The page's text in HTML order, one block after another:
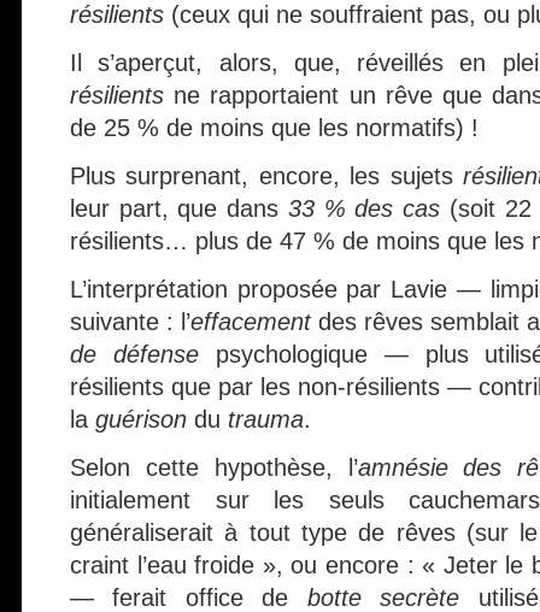
résilients (ceux qui ne souffraient pas, ou
Il s’aperçut, alors, que, réveillés en
résilients ne rapportaient un rêve que
de 25 % de moins que les normatifs) !
Plus surprenant, encore, les sujets
leur part, que dans 33 % des cas (soit 22
résilients… plus de 47 % de moins que les
L’interprétation proposée par Lavie —
suivante : l’effacementdes rêves semblait
de défensepsychologique — plus
résilients que par les non-résilients —
la guérison du trauma.
Selon cette hypothèse, l’amnésie des
initialement sur les seuls
généraliserait à tout type de rêves (sur
craint l’eau froide », ou encore : « Jeter le
— ferait office de botte secrète